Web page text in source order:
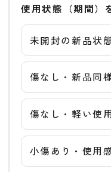
使用状態（期間）
未開封の新品状
傷なし・新品同
傷なし・軽い使
小傷あり・使用